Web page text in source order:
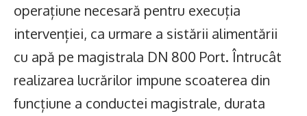
operațiune necesară pentru execuția
intervenției, ca urmare a sistării alimentării
cu apă pe magistrala DN 800 Port. Întrucât
realizarea lucrărilor impune scoaterea din
funcțiune a conductei magistrale, durata